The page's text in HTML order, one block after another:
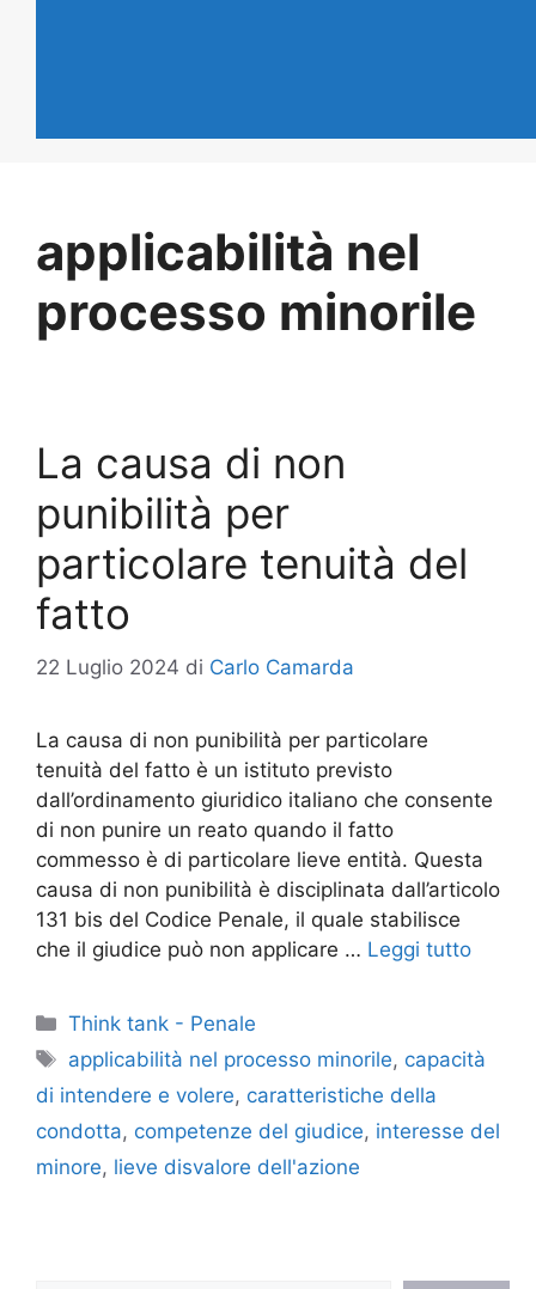
applicabilità nel
processo minorile
La causa di non
punibilità per
particolare tenuità del
fatto
22 Luglio 2024 di Carlo Camarda
La causa di non punibilità per particolare
tenuità del fatto è un istituto previsto
dall’ordinamento giuridico italiano che consente
di non punire un reato quando il fatto
commesso è di particolare lieve entità. Questa
causa di non punibilità è disciplinata dall’articolo
131 bis del Codice Penale, il quale stabilisce
che il giudice può non applicare … Leggi tutto
Categorie
Think tank - Penale
Tag
applicabilità nel processo minorile, capacità
di intendere e volere, caratteristiche della
condotta, competenze del giudice, interesse del
minore, lieve disvalore dell'azione